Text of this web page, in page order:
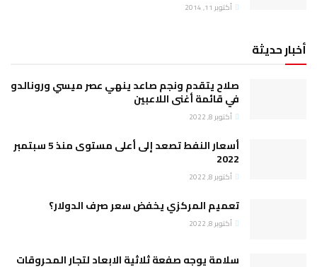
أكتوبر 11, 2014
أخبار حديثة
صلاح يتقدم ونجم صاعد ينهي عصر ميسي ورونالدو
في قائمة أغنى اللاعبين
أكتوبر 8, 2022
أسعار النفط تصعد إلى أعلى مستوى منذ 5 سبتمبر
2022
أكتوبر 8, 2022
تعميم المركزي يخفض سعر صرف الدولار؟
أكتوبر 8, 2022
سلامة يوجه صفعة ثلاثية الابعاد لتجار المحروقات